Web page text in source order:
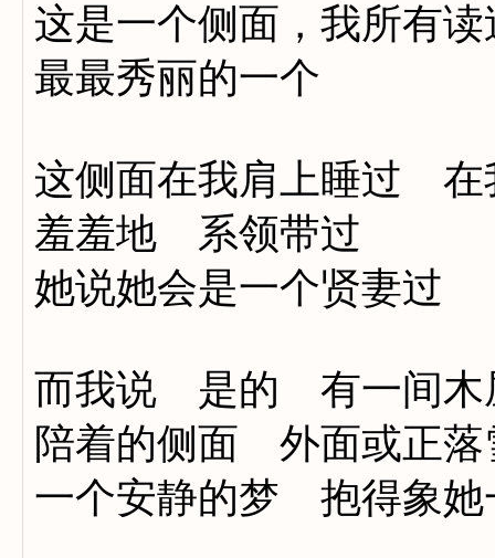
这是一个侧面，我所有
最最秀丽的一个
这侧面在我肩上睡过 在
羞羞地 系领带过
她说她会是一个贤妻过
而我说 是的 有一间
陪着的侧面 外面或正
一个安静的梦 抱得象她